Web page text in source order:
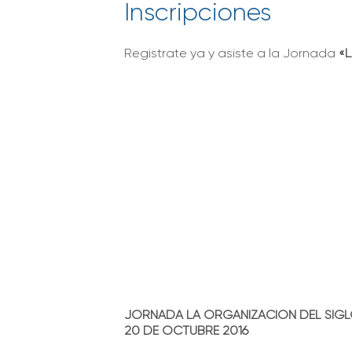
Inscripciones
Registrate ya y asiste a la Jornada
JORNADA LA ORGANIZACIÓN DEL
20 DE OCTUBRE 2016